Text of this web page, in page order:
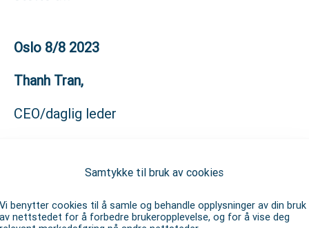
Oslo 8/8 2023
Thanh Tran,
CEO/daglig leder
Samtykke til bruk av cookies
Vi benytter cookies til å samle og behandle opplysninger av din bruk
av nettstedet for å forbedre brukeropplevelse, og for å vise deg